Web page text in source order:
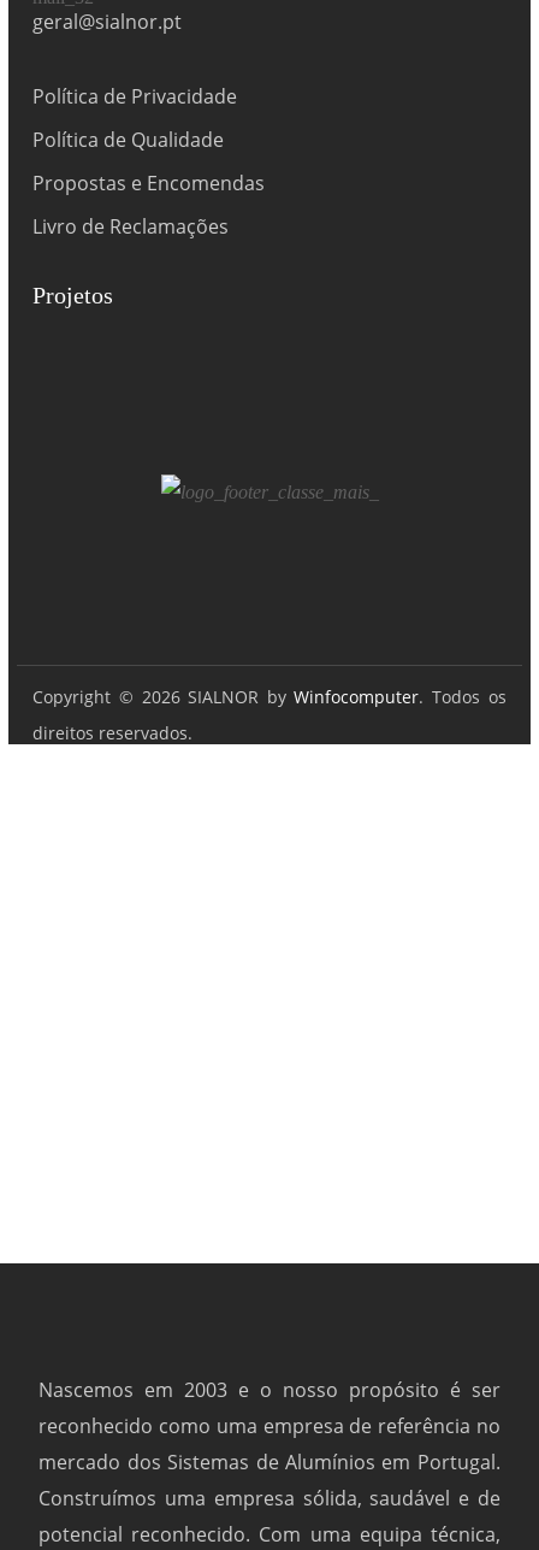
geral@sialnor.pt
Política de Privacidade
Política de Qualidade
Propostas e Encomendas
Livro de Reclamações
Projetos
Copyright © 2026 SIALNOR byWinfocomputer. Todos os
direitos reservados.
Nascemos em 2003 e o nosso propósito é ser
reconhecido como uma empresa de referência no
mercado dos Sistemas de Alumínios em Portugal.
Construímos uma empresa sólida, saudável e de
potencial reconhecido. Com uma equipa técnica,